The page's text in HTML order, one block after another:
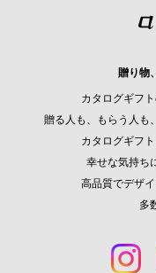
贈り物
カタログギフ
贈る人も、もらう人も
カタログギフ
幸せな気持ち
高品質でデザ
多